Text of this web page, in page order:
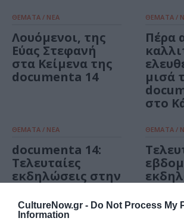
CultureNow.gr - Do Not Process My
Information
ΘΕΜΑΤΑ / ΝΕΑ
Λουόμενοι, της
Εύας Στεφανή
στα Κείμενα της
documenta 14
ΘΕΜΑΤΑ /
Πέρα
μισά
στο
ΘΕΜΑΤΑ / ΝΕΑ
documenta 14:
Τελευταίες
εκδηλώσεις στην
ΘΕΜΑΤΑ /
στην